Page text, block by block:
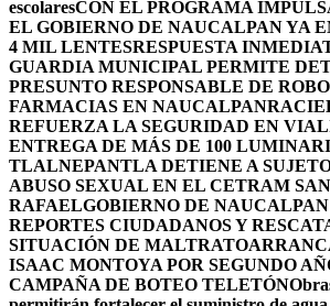
escolaresCON EL PROGRAMA
EL GOBIERNO DE NAUCALPAN YA
4 MIL LENTESRESPUESTA
GUARDIA MUNICIPAL PERMITE
PRESUNTO RESPONSABLE DE
FARMACIAS EN NAUCALPAN
REFUERZA LA SEGURIDAD EN
ENTREGA DE MÁS DE 100
TLALNEPANTLA DETIENE A
ABUSO SEXUAL EN EL CETRAM SAN
RAFAELGOBIERNO DE
REPORTES CIUDADANOS Y
SITUACIÓN DE MALTRATO
ISAAC MONTOYA POR SEGUNDO
CAMPAÑA DE BOTEO TELETÓN